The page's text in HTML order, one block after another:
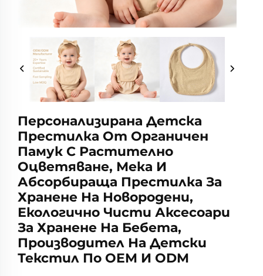
Персонализирана Детска
Престилка От Органичен
Памук С Растително
Оцветяване, Мека И
Абсорбираща Престилка За
Хранене На Новородени,
Екологично Чисти Аксесоари
За Хранене На Бебета,
Производител На Детски
Текстил По OEM И ODM